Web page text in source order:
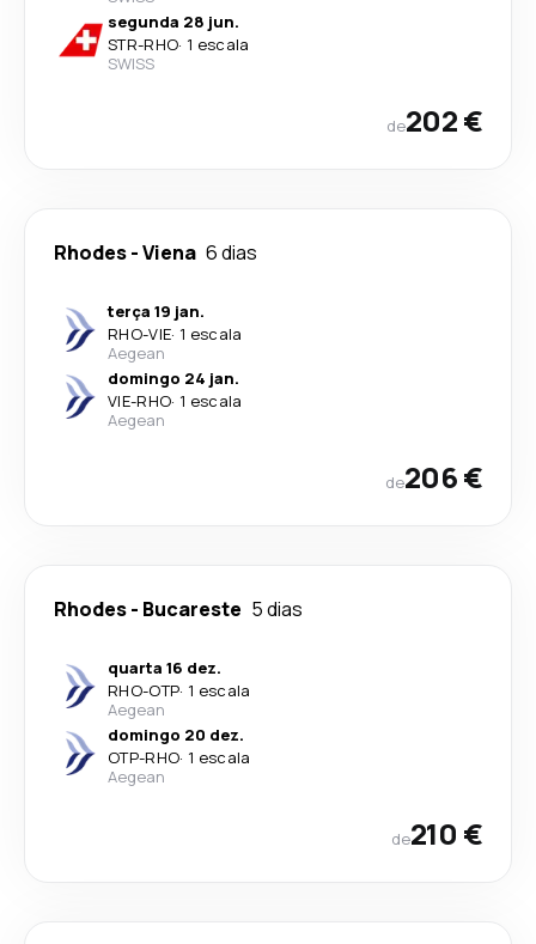
segunda 28 jun.
STR-RHO· 1 escala
SWISS
de202 €
Rhodes-Viena 6 dias
terça 19 jan.
RHO-VIE· 1 escala
Aegean
domingo 24 jan.
VIE-RHO· 1 escala
Aegean
de206 €
Rhodes- Bucareste 5 dias
quarta 16 dez.
RHO-OTP· 1 escala
Aegean
domingo 20 dez.
OTP-RHO· 1 escala
Aegean
de210 €